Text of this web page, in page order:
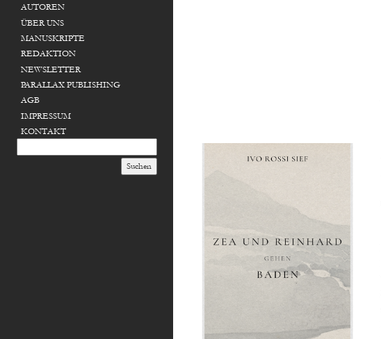
AUTOREN
ÜBER UNS
MANUSKRIPTE
REDAKTION
NEWSLETTER
PARALLAX PUBLISHING
AGB
IMPRESSUM
KONTAKT